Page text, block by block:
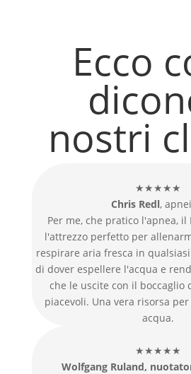
Ecco
nostri
Per me, che pratico l'apnea,
l'attrezzo perfetto per
respirare aria fresca in
di dover espellere l'acqua e
che le uscite con il boccaglio
piacevoli. Una vera risorsa
acqua.
★★★★★
Chris Redl,
★★★★★
Wolfgang Ruland,